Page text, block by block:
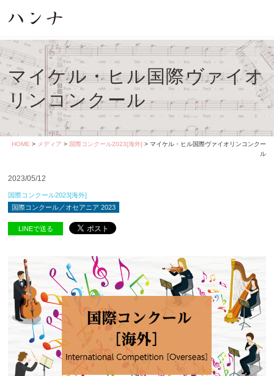
マイケル・ヒル国際ヴァイオ
リンコンクール
HOME > メディア > 国際コンクール2023[海外] > マイケル・ヒル国際ヴァイオリンコンクー
ル
2023/05/12
国際コンクール2023[海外]
国際コンクール／オセアニア 2023
LINEで送る